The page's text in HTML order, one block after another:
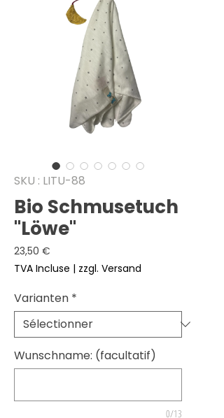
SKU : LITU-88
Bio Schmusetuch
"Löwe"
23,50 €
TVA Incluse | zzgl. Versand
Varianten *
Wunschname: (facultatif)
0/13